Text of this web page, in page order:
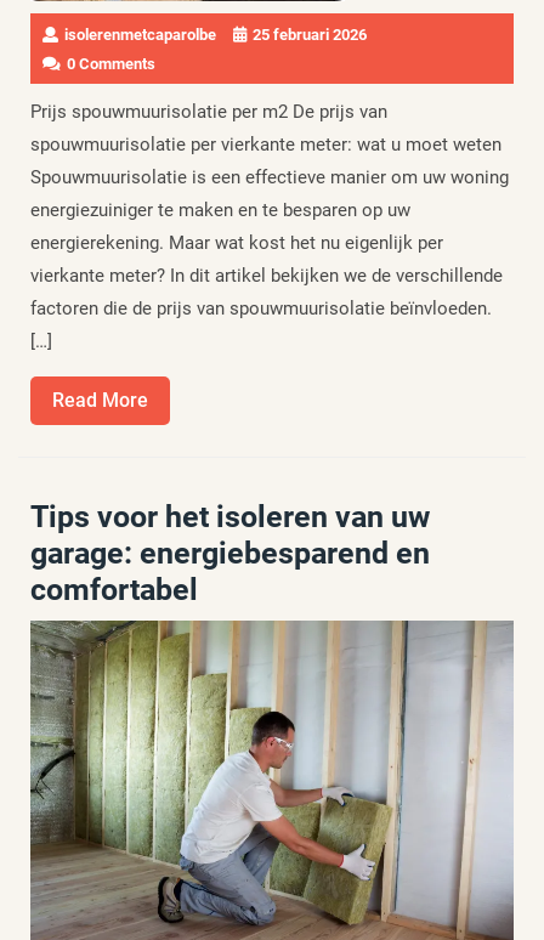
isolerenmetcaparolbe
25 februari 2026
0 Comments
Prijs spouwmuurisolatie per m2 De prijs van
spouwmuurisolatie per vierkante meter: wat u moet weten
Spouwmuurisolatie is een effectieve manier om uw woning
energiezuiniger te maken en te besparen op uw
energierekening. Maar wat kost het nu eigenlijk per
vierkante meter? In dit artikel bekijken we de verschillende
factoren die de prijs van spouwmuurisolatie beïnvloeden.
[…]
Read More
More
Tips voor het isoleren van uw
garage: energiebesparend en
comfortabel